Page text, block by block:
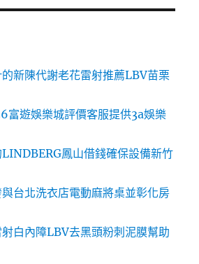
新陳代謝老花雷射推薦LBV苗栗
富遊娛樂城評價客服提供3a娛樂
鳳山借錢確保設備新竹
台北洗衣店電動麻將桌並彰化房
白內障LBV去黑頭粉刺泥膜幫助